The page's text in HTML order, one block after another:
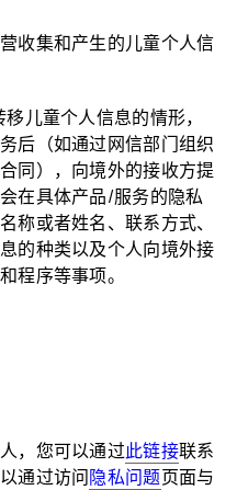
收集和产生的儿童个人信
儿童个人信息的情形，
后（如通过网信部门组织
同），向境外的接收方提
在具体产品/服务的隐私
称或者姓名、联系方式、
的种类以及个人向境外接
程序等事项。
，您可以通过此链接联系
通过访问隐私问题页面与